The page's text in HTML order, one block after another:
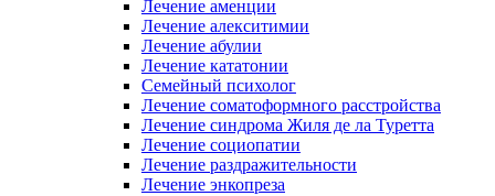
Лечение аменции
Лечение алекситимии
Лечение абулии
Лечение кататонии
Семейный психолог
Лечение соматоформного расстройства
Лечение синдрома Жиля де ла Туретта
Лечение социопатии
Лечение раздражительности
Лечение энкопреза